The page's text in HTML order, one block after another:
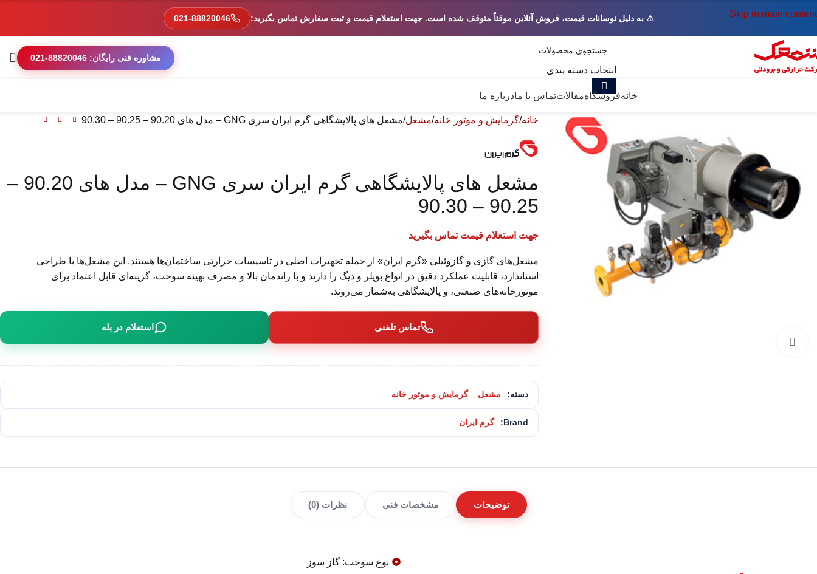
Skip to main content ⚠️ به دلیل نوسانات قیمت، فروش آنلاین موقتاً متوقف شده است. جهت استعلام قیمت و ثبت سفارش تماس بگیرید: 021-88820046
انتخاب دسته بندی
مشاوره فنی رایگان: 88820046-021
0
خانهفروشگاهمقالاتتماس با مادرباره ما
خانه گرمایش و موتور خانه مشعل مشعل های پالایشگاهی گرم ایران سری GNG – مدل های 90.20 – 90.25 – 90.30
مشعل های پالایشگاهی گرم ایران سری GNG – مدل های 90.20 –
90.25 – 90.30
جهت استعلام قیمت تماس بگیرید
مشعل‌های گازی و گازوئیلی «گرم ایران» از جمله تجهیزات اصلی در تاسیسات حرارتی ساختمان‌ها هستند. این مشعل‌ها با طراحی
استاندارد، قابلیت عملکرد دقیق در انواع بویلر و دیگ را دارند و با راندمان بالا و مصرف بهینه سوخت، گزینه‌ای قابل اعتماد برای
موتورخانه‌های صنعتی، و پالایشگاهی به‌شمار می‌روند.
تماس تلفنی استعلام در بله
دسته: مشعل گرمایش و موتور خانه
Brand: گرم ایران
توضیحات مشخصات فنی نظرات (0)
نوع سوخت: گاز سوز